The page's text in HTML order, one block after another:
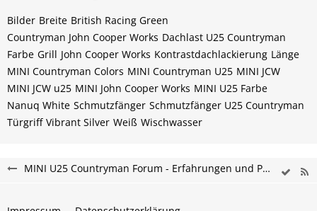
Bilder Breite British Racing Green
Countryman John Cooper Works Dachlast U25 Countryman
Farbe Grill John Cooper Works Kontrastdachlackierung Länge
MINI Countryman Colors MINI Countryman U25 MINI JCW
MINI JCW u25 MINI John Cooper Works MINI U25 Farbe
Nanuq White Schmutzfänger Schmutzfänger U25 Countryman
Türgriff Vibrant Silver Weiß Wischwasser
MINI U25 Countryman Forum - Erfahrungen und Probleme